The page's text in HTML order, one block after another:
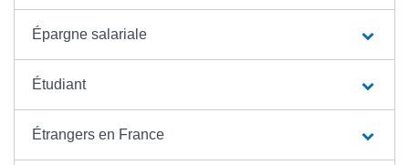
Épargne salariale
Étudiant
Étrangers en France